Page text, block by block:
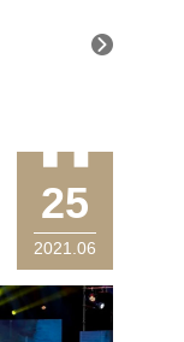
25
2021.06